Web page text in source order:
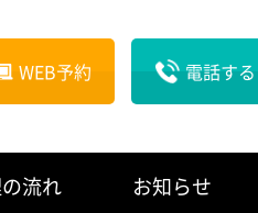
流れ お知らせ
WEB予約 電話する